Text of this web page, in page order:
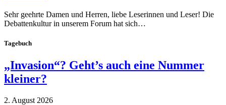
Sehr geehrte Damen und Herren, liebe Leserinnen und Leser! Die
Debattenkultur in unserem Forum hat sich…
Tagebuch
„Invasion“? Geht’s auch eine Nummer
kleiner?
2. August 2026